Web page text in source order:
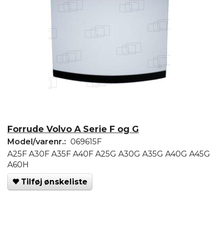
Forrude Volvo A Serie F og G
Model/varenr.: 069615F
A25F A30F A35F A40F A25G A30G A35G A40G A45G
A60H
Tilføj ønskeliste